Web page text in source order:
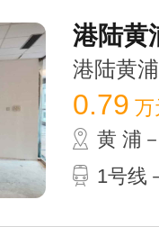
港陆黄
港陆黄
0.79 万
黄 浦
1号线